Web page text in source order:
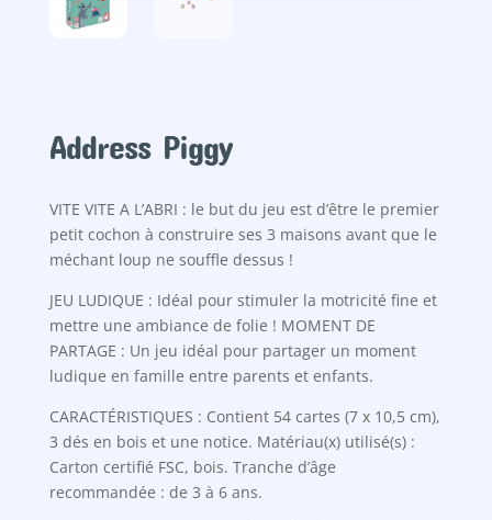
Address Piggy
VITE VITE A L’ABRI : le but du jeu est d’être le premier
petit cochon à construire ses 3 maisons avant que le
méchant loup ne souffle dessus !
JEU LUDIQUE : Idéal pour stimuler la motricité fine et
mettre une ambiance de folie ! MOMENT DE
PARTAGE : Un jeu idéal pour partager un moment
ludique en famille entre parents et enfants.
CARACTÉRISTIQUES : Contient 54 cartes (7 x 10,5 cm),
3 dés en bois et une notice. Matériau(x) utilisé(s) :
Carton certifié FSC, bois. Tranche d’âge
recommandée : de 3 à 6 ans.